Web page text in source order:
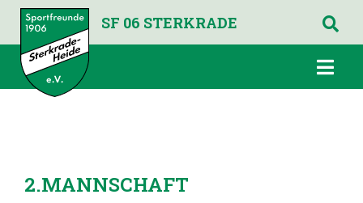
SF 06 STERKRADE
2.MANNSCHAFT